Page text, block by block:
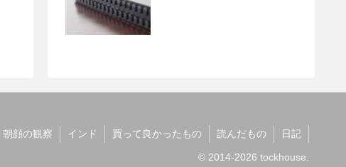
朝顔の観察 インド 買って良かったもの 読んだもの 日記
© 2014-2026 tockhouse.